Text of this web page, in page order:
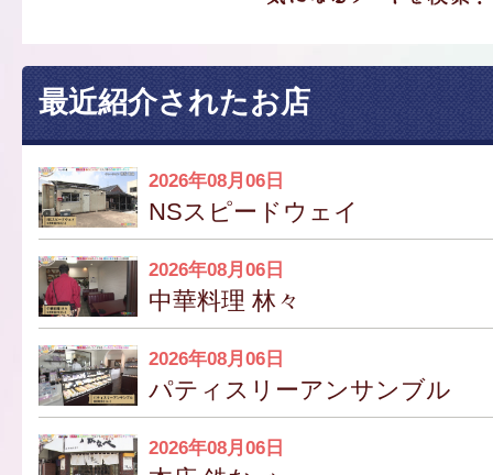
最近紹介されたお店
2026年08月06日
NSスピードウェイ
2026年08月06日
中華料理 林々
2026年08月06日
パティスリーアンサンブル
2026年08月06日